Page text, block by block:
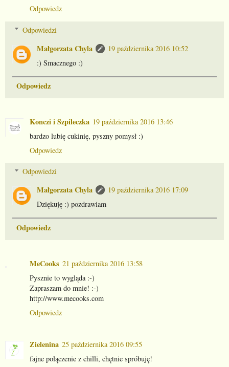
Odpowiedz
Odpowiedzi
Małgorzata Chyla
19 października 2016 10:52
:) Smacznego :)
Odpowiedz
Konczi i Szpileczka 19 października 2016 13:46
bardzo lubię cukinię, pyszny pomysł :)
Odpowiedz
Odpowiedzi
Małgorzata Chyla
19 października 2016 17:09
Dziękuję :) pozdrawiam
Odpowiedz
MeCooks 21 października 2016 13:58
Pysznie to wygląda :-)
Zapraszam do mnie! :-)
http://www.mecooks.com
Odpowiedz
Zielenina 25 października 2016 09:55
fajne połączenie z chilli, chętnie spróbuję!